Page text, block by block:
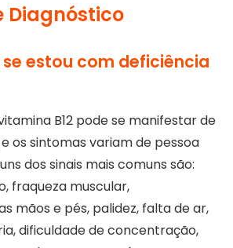
Diagnóstico
estou com deficiência
B12 pode se manifestar de
os sintomas variam de pessoa
dos sinais mais comuns são:
fraqueza muscular,
mãos e pés, palidez, falta de ar,
dificuldade de concentração,